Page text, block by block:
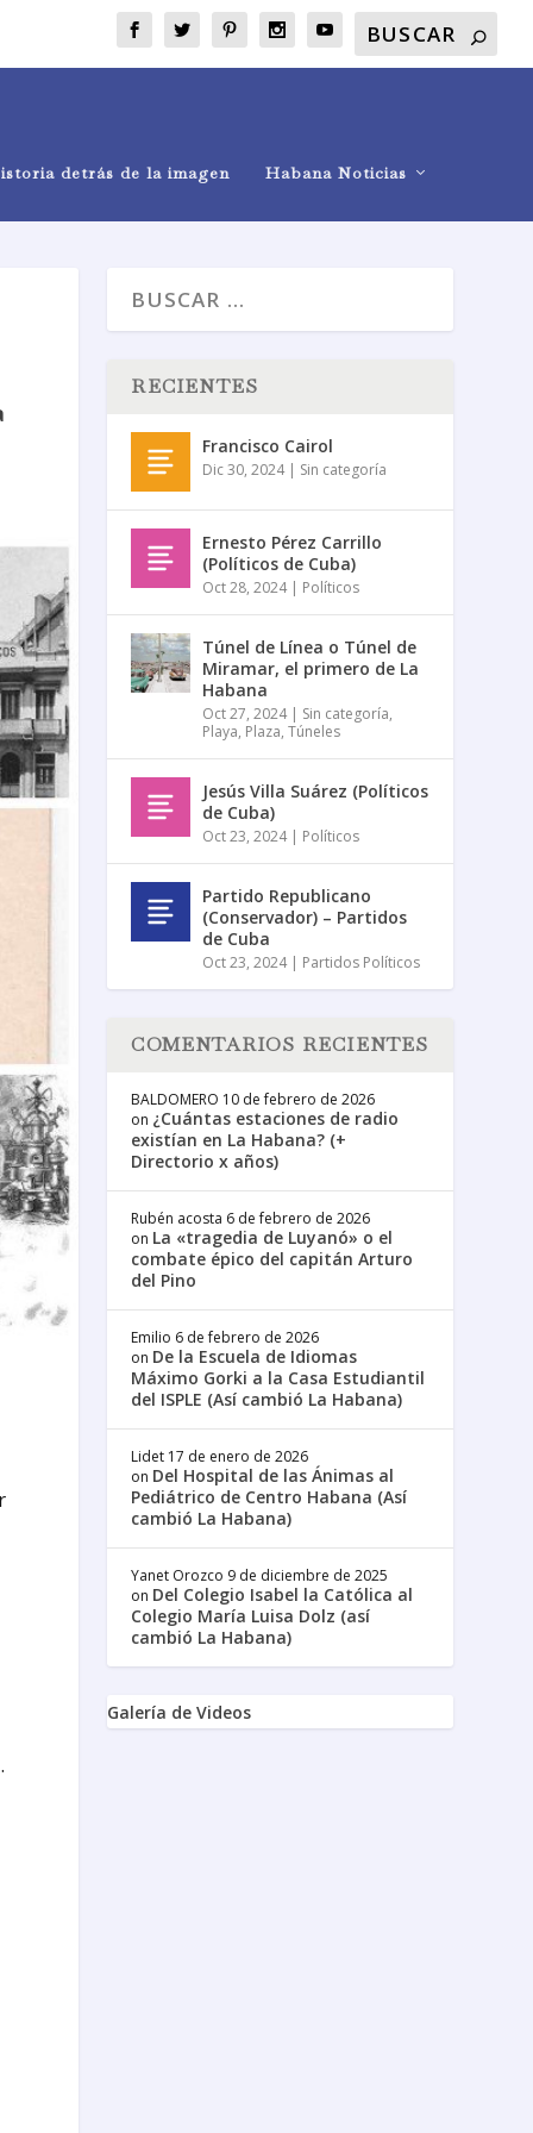
detrás de la imagen Habana Noticias
RECIENTES
Francisco Cairol
Dic 30, 2024| Sin categoría
Ernesto Pérez Carrillo
(Políticos de Cuba)
Oct 28, 2024| Políticos
Túnel de Línea o Túnel de
Miramar, el primero de La
Habana
Oct 27, 2024| Sin categoría,
Playa, Plaza,Túneles
Jesús Villa Suárez (Políticos
de Cuba)
Oct 23, 2024| Políticos
Partido Republicano
(Conservador) – Partidos
de Cuba
Oct 23, 2024| Partidos Políticos
COMENTARIOS RECIENTES
BALDOMERO 10 de febrero de 2026
on ¿Cuántas estaciones de radio
existían en La Habana? (+
Directorio x años)
Rubén acosta 6 de febrero de 2026
on La «tragedia de Luyanó» o el
combate épico del capitán Arturo
del Pino
Emilio 6 de febrero de 2026
on De la Escuela de Idiomas
Máximo Gorki a la Casa Estudiantil
del ISPLE (Así cambió La Habana)
Lidet 17 de enero de 2026
on Del Hospital de las Ánimas al
Pediátrico de Centro Habana (Así
cambió La Habana)
Yanet Orozco 9 de diciembre de 2025
on Del Colegio Isabel la Católica al
Colegio María Luisa Dolz (así
cambió La Habana)
Galería de Videos